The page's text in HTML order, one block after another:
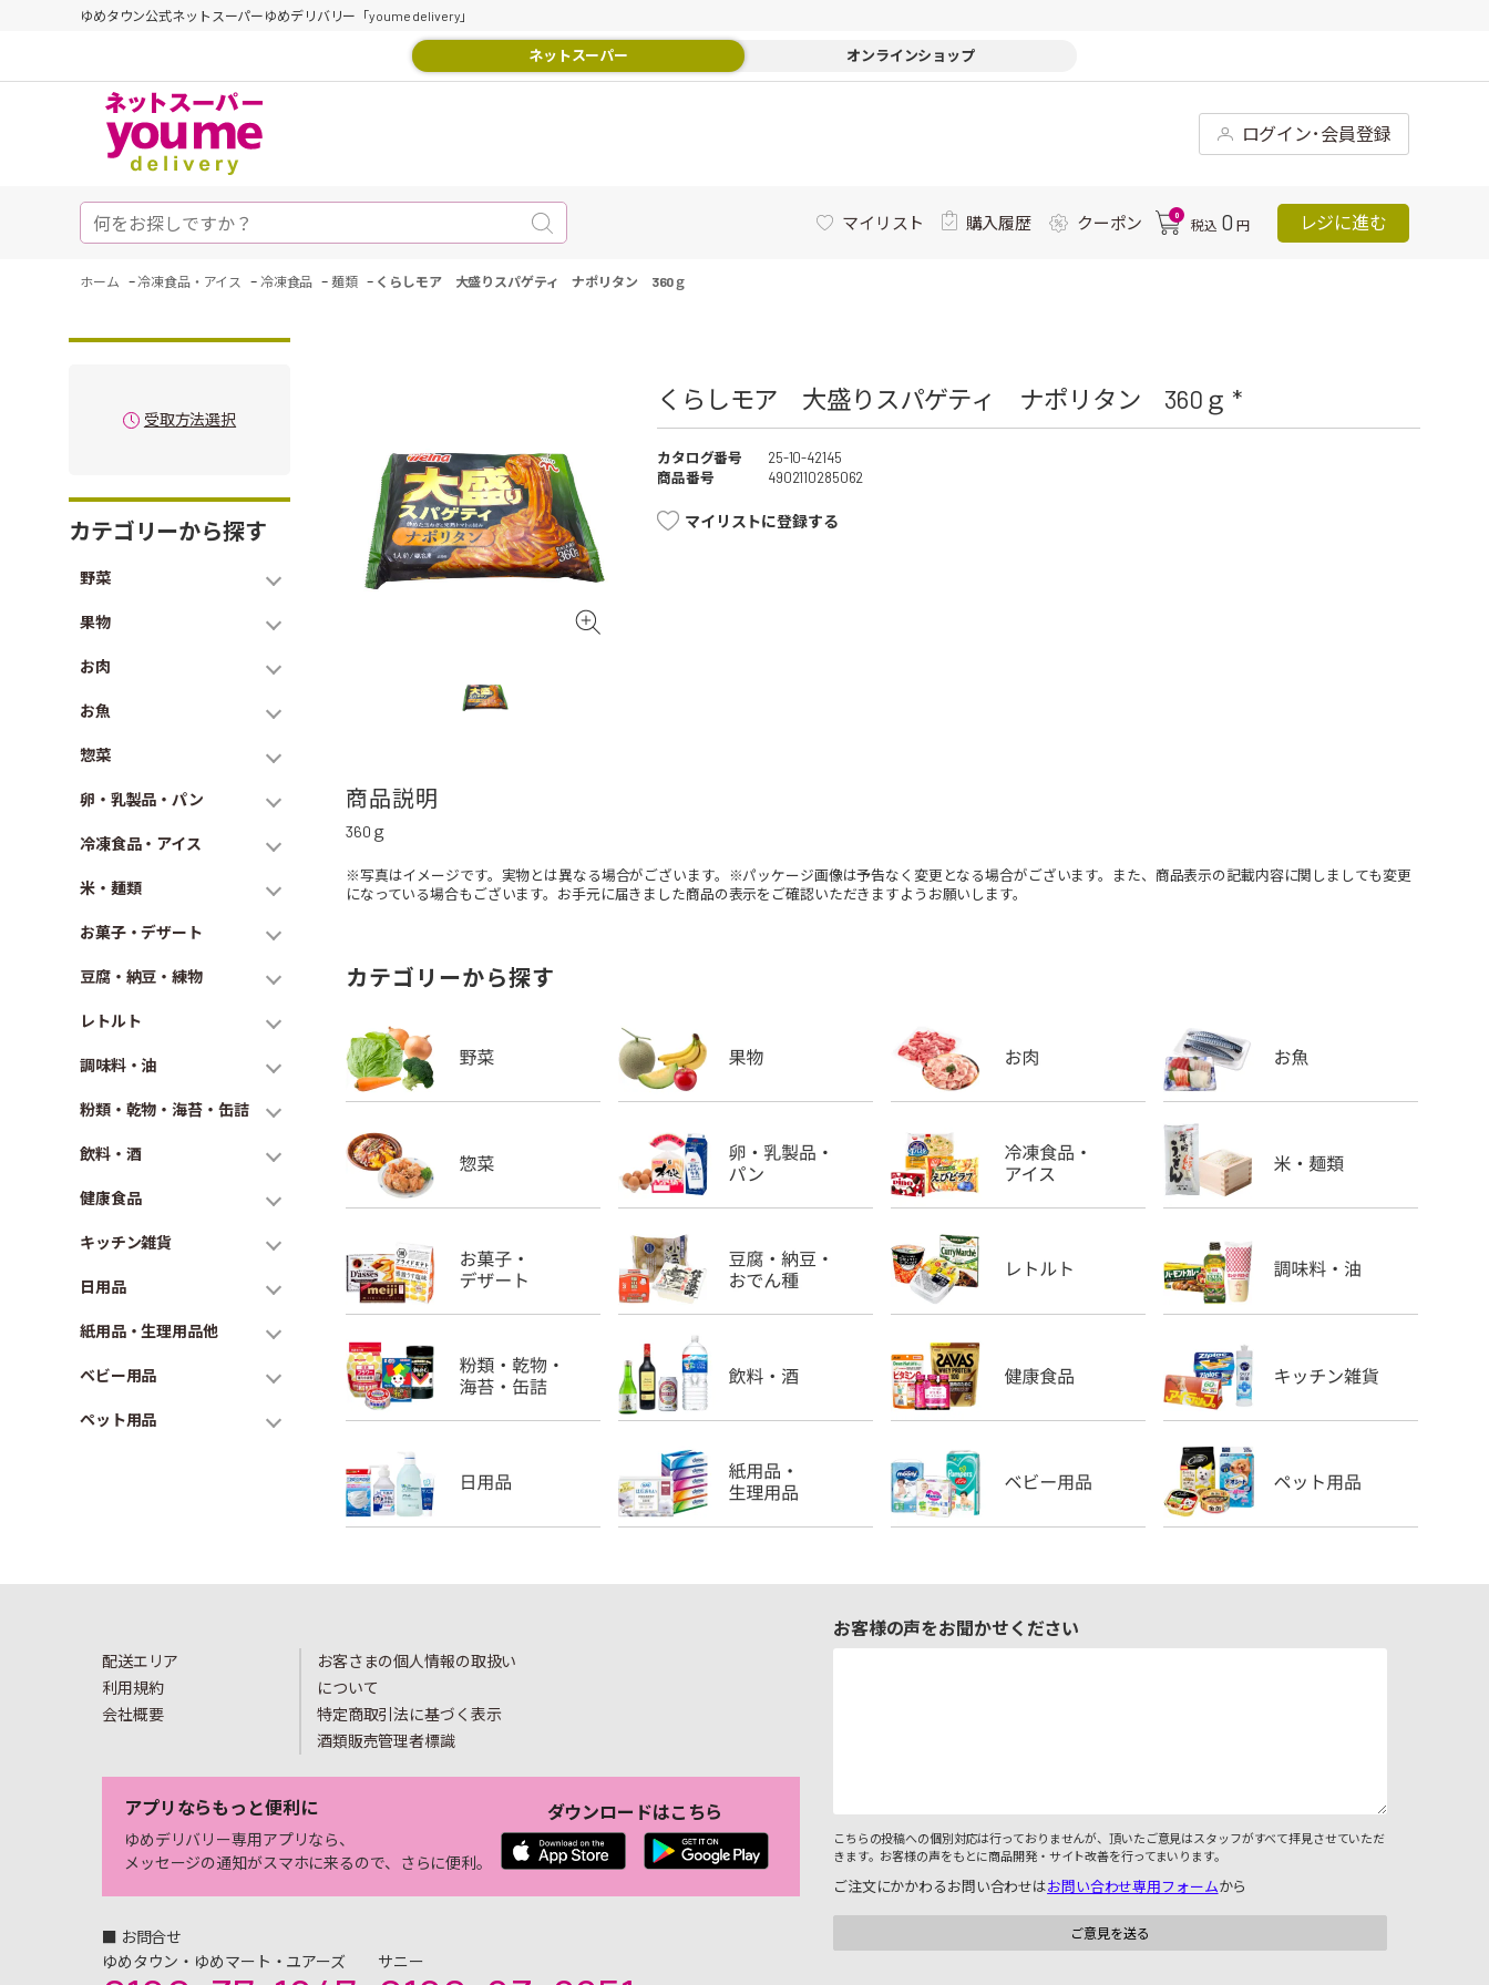
ゆめタウン公式ネットスーパーゆめデリバリー「youme delivery」
ネットスーパー オンラインショップ
ログイン･会員登録
マイリスト 購入履歴 クーポン 0
税込 0 円 レジに進む
ホーム - 冷凍食品・アイス - 冷凍食品 - 麺類 - くらしモア 大盛りスパゲティ ナポリタン 360ｇ
受取方法選択
カテゴリーから探す
野菜
果物
お肉
お魚
惣菜
卵・乳製品・パン
冷凍食品・アイス
米・麺類
お菓子・デザート
豆腐・納豆・練物
レトルト
調味料・油
粉類・乾物・海苔・缶詰
飲料・酒
健康食品
キッチン雑貨
日用品
紙用品・生理用品他
ベビー用品
ペット用品
くらしモア 大盛りスパゲティ ナポリタン 360ｇ *
カタログ番号
25-10-42145
商品番号
4902110285062
マイリストに登録する
商品説明
360ｇ
※写真はイメージです。実物とは異なる場合がございます。※パッケージ画像は予告なく変更となる場合がございます。また、商品表示の記載内容に関しましても変更
になっている場合もございます。お手元に届きました商品の表示をご確認いただきますようお願いします。
カテゴリーから探す
配送エリア
利用規約
会社概要
お客さまの個人情報の取扱い
について
特定商取引法に基づく表示
酒類販売管理者標識
アプリならもっと便利に
ゆめデリバリー専用アプリなら、
メッセージの通知がスマホに来るので、さらに便利。
ダウンロードはこちら
■ お問合せ
ゆめタウン・ゆめマート・ユアーズ
サニー
お客様の声をお聞かせください
こちらの投稿への個別対応は行っておりませんが、頂いたご意見はスタッフがすべて拝見させていただ
きます。お客様の声をもとに商品開発・サイト改善を行ってまいります。
ご注文にかかわるお問い合わせはお問い合わせ専用フォームから